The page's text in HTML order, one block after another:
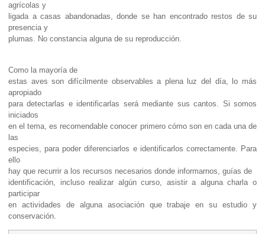
agrícolas y
ligada a casas abandonadas, donde se han encontrado restos de su
presencia y
plumas. No constancia alguna de su reproducción.
Como la mayoría de
estas aves son difícilmente observables a plena luz del día, lo más
apropiado
para detectarlas e identificarlas será mediante sus cantos. Si somos
iniciados
en el tema, es recomendable conocer primero cómo son en cada una de
las
especies, para poder diferenciarlos e identificarlos correctamente. Para
ello
hay que recurrir a los recursos necesarios donde informarnos, guías de
identificación, incluso realizar algún curso, asistir a alguna charla o
participar
en actividades de alguna asociación que trabaje en su estudio y
conservación.